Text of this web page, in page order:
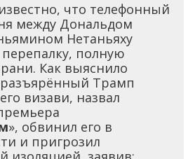
что телефонный
между Дональдом
Нетаньяху
полную
Как выяснило
разъярённый Трамп
визави, назвал
», обвинил его в
и пригрозил